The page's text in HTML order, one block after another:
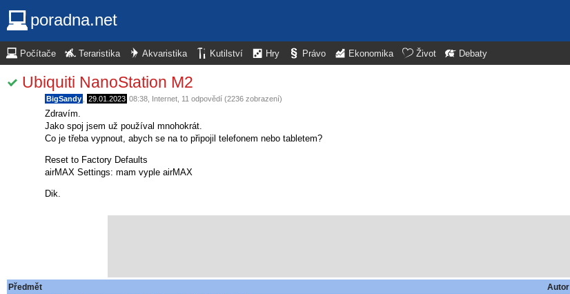
poradna.net
Počítače Teraristika Akvaristika Kutilství Hry Právo Ekonomika Život Debaty
Ubiquiti NanoStation M2
BigSandy 29.01.2023 08:38 Internet , 11 odpovědí (2236 zobrazení)
Zdravím.
Jako spoj jsem už používal mnohokrát.
Co je třeba vypnout, abych se na to připojil telefonem nebo tabletem?
Reset to Factory Defaults
airMAX Settings: mam vyple airMAX
Dik.
Předmět Autor